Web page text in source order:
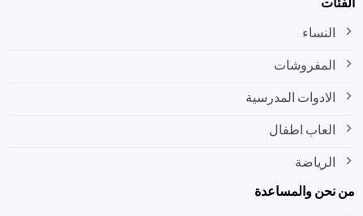
النساء
المفروشات
الادوات المدرسية
العاب اطفال
الرياضة
والمساعدة